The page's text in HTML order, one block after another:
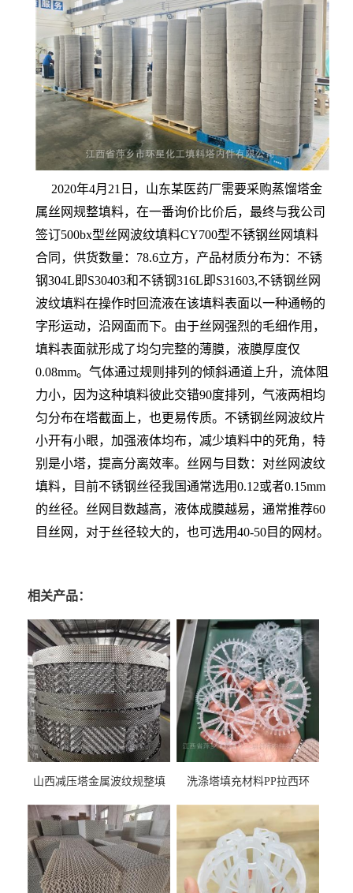
2020年4月21日，山东某医药厂需要采购蒸馏塔金
属丝网规整填料，在一番询价比价后，最终与我公司
签订500bx型丝网波纹填料CY700型不锈钢丝网填料
合同，供货数量：78.6立方，产品材质分布为：不锈
钢304L即S30403和不锈钢316L即S31603,不锈钢丝网
波纹填料在操作时回流液在该填料表面以一种通畅的
字形运动，沿网面而下。由于丝网强烈的毛细作用，
填料表面就形成了均匀完整的薄膜，液膜厚度仅
0.08mm。气体通过规则排列的倾斜通道上升，流体阻
力小，因为这种填料彼此交错90度排列，气液两相均
匀分布在塔截面上，也更易传质。不锈钢丝网波纹片
小开有小眼，加强液体均布，减少填料中的死角，特
别是小塔，提高分离效率。丝网与目数：对丝网波纹
填料，目前不锈钢丝径我国通常选用0.12或者0.15mm
的丝径。丝网目数越高，液体成膜越易，通常推荐60
目丝网，对于丝径较大的，也可选用40-50目的网材。
相关产品：
山西减压塔金属波纹规整填
料
洗涤塔填充材料PP拉西环